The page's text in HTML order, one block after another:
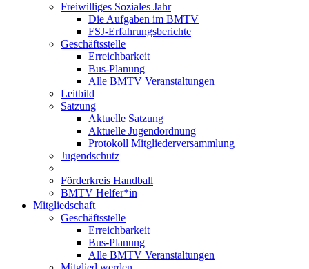
Freiwilliges Soziales Jahr
Die Aufgaben im BMTV
FSJ-Erfahrungsberichte
Geschäftsstelle
Erreichbarkeit
Bus-Planung
Alle BMTV Veranstaltungen
Leitbild
Satzung
Aktuelle Satzung
Aktuelle Jugendordnung
Protokoll Mitgliederversammlung
Jugendschutz
Förderkreis Handball
BMTV Helfer*in
Mitgliedschaft
Geschäftsstelle
Erreichbarkeit
Bus-Planung
Alle BMTV Veranstaltungen